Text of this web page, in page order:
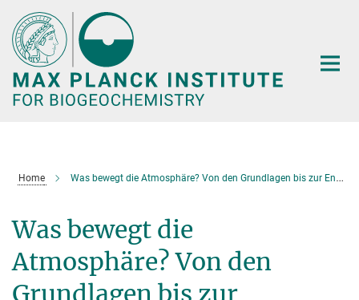
Main-
Content
Home Was bewegt die Atmosphäre? Von den Grundlagen bis zur Energiewende
Was bewegt die
Atmosphäre? Von den
Grundlagen bis zur